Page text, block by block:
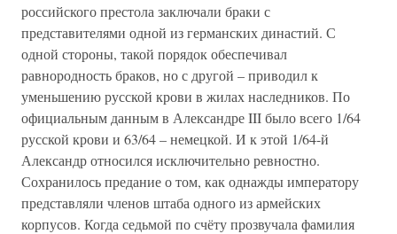
российского престола заключали браки с
представителями одной из германских династий. С
одной стороны, такой порядок обеспечивал
равнородность браков, но с другой – приводил к
уменьшению русской крови в жилах наследников. По
официальным данным в Александре III было всего 1/64
русской крови и 63/64 – немецкой. И к этой 1/64-й
Александр относился исключительно ревностно.
Сохранилось предание о том, как однажды императору
представляли членов штаба одного из армейских
корпусов. Когда седьмой по счёту прозвучала фамилия